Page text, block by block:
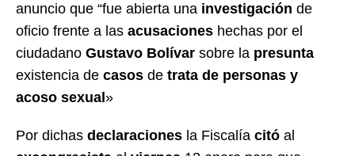
anuncio que “fue abierta una investigación de
oficio frente a las acusaciones hechas por el
ciudadano Gustavo Bolívar sobre la presunta
existencia de casos de trata de personas y
acoso sexual »
Por dichas declaraciones la Fiscalía citó al